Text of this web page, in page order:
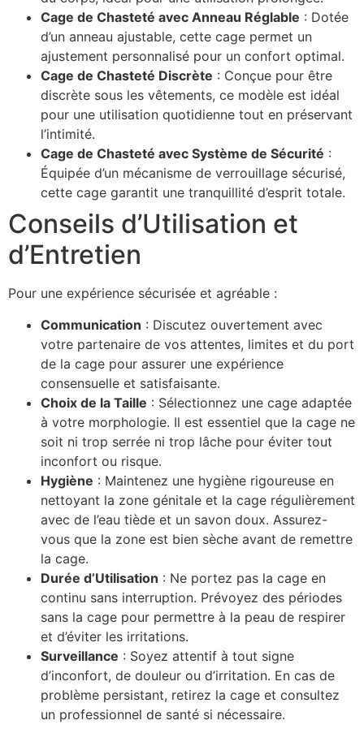
Cage de Chasteté avec Anneau Réglable : Dotée
d’un anneau ajustable, cette cage permet un
ajustement personnalisé pour un confort optimal.
Cage de Chasteté Discrète : Conçue pour être
discrète sous les vêtements, ce modèle est idéal
pour une utilisation quotidienne tout en préservant
l’intimité.
Cage de Chasteté avec Système de Sécurité :
Équipée d’un mécanisme de verrouillage sécurisé,
cette cage garantit une tranquillité d’esprit totale.
Conseils d’Utilisation et
d’Entretien
Pour une expérience sécurisée et agréable :
Communication : Discutez ouvertement avec
votre partenaire de vos attentes, limites et du port
de la cage pour assurer une expérience
consensuelle et satisfaisante.
Choix de la Taille : Sélectionnez une cage adaptée
à votre morphologie. Il est essentiel que la cage ne
soit ni trop serrée ni trop lâche pour éviter tout
inconfort ou risque.
Hygiène : Maintenez une hygiène rigoureuse en
nettoyant la zone génitale et la cage régulièrement
avec de l’eau tiède et un savon doux. Assurez-
vous que la zone est bien sèche avant de remettre
la cage.
Durée d’Utilisation : Ne portez pas la cage en
continu sans interruption. Prévoyez des périodes
sans la cage pour permettre à la peau de respirer
et d’éviter les irritations.
Surveillance : Soyez attentif à tout signe
d’inconfort, de douleur ou d’irritation. En cas de
problème persistant, retirez la cage et consultez
un professionnel de santé si nécessaire.